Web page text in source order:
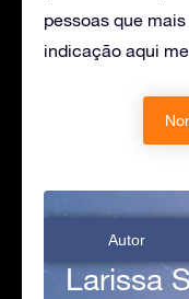
pessoas que
indicação aqui
Autor
Larissa